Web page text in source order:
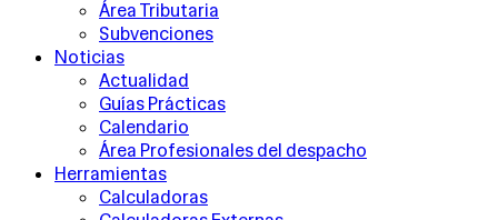
Área Tributaria
Subvenciones
Noticias
Actualidad
Guías Prácticas
Calendario
Área Profesionales del despacho
Herramientas
Calculadoras